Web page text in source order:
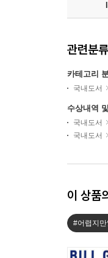
관련분류
카테고리
국내도서
수상내역
국내도서
국내도서
이 상품
#어렵지